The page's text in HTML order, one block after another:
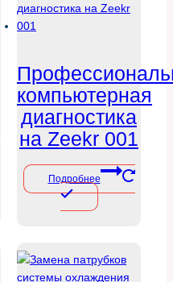
компьютерная
диагностика
на Zeekr 001
Подробнее